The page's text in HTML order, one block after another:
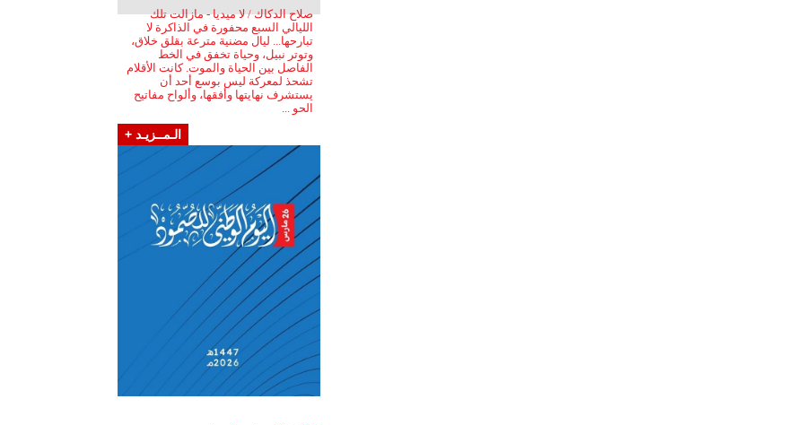
صلاح الدكاك / لا ميديا - مازالت تلك
الليالي السبع محفورة في الذاكرة لا
تبارحها... ليال مضنية مترعة بقلق خلاق،
وتوتر نبيل، وحياة تخفق في الخط
الفاصل بين الحياة والموت. كانت الأقلام
تشحذ لمعركة ليس بوسع أحد أن
يستشرف نهايتها وأفقها، وألواح مفاتيح
الحو ...
الـمــزيـد +